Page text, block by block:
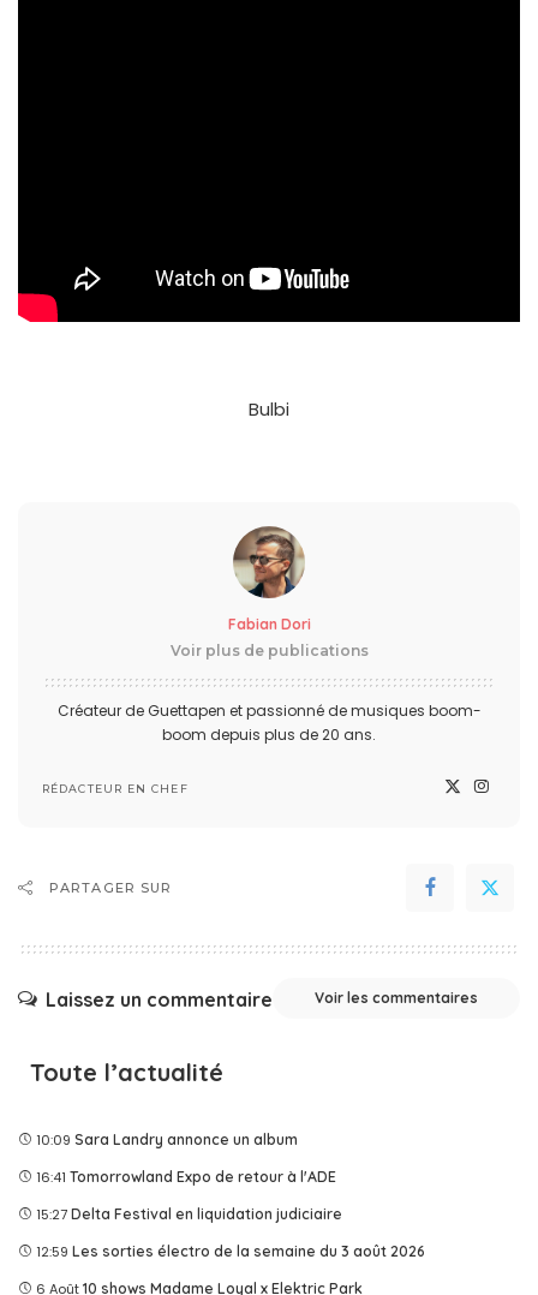
Bulbi
Fabian Dori
Voir plus de publications
Créateur de Guettapen et passionné de musiques boom-
boom depuis plus de 20 ans.
RÉDACTEUR EN CHEF
PARTAGER SUR
Laissez un commentaire Voir les commentaires
Toute l’actualité
10:09 Sara Landry annonce un album
16:41 Tomorrowland Expo de retour à l'ADE
15:27 Delta Festival en liquidation judiciaire
12:59 Les sorties électro de la semaine du 3 août 2026
6 Août 10 shows Madame Loyal x Elektric Park